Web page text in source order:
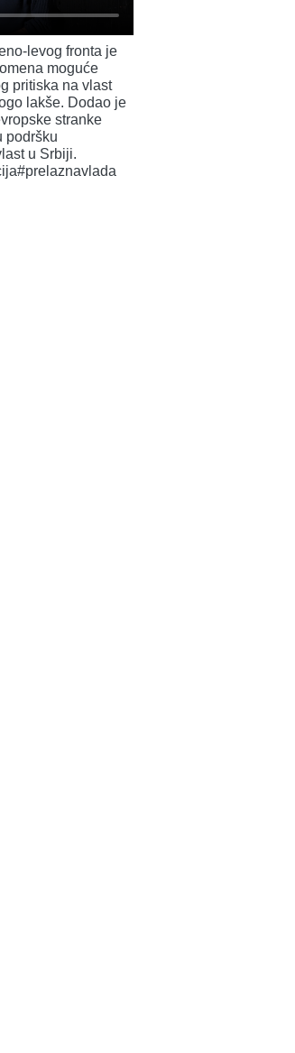
levog fronta je
moguće
pritiska na vlast
lakše. Dodao je
stranke
podršku
u Srbiji.